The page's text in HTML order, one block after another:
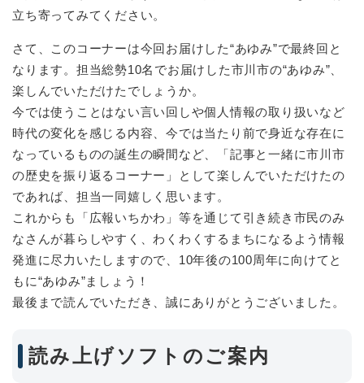
立ち寄ってみてください。
さて、このコーナーは今回お届けした“あゆみ”で最終回と
なります。担当総勢10名でお届けした市川市の“あゆみ”、
楽しんでいただけたでしょうか。
今では使うことはない言い回しや個人情報の取り扱いなど
時代の変化を感じる内容、今では当たり前で身近な存在に
なっているものの誕生の瞬間など、「記事と一緒に市川市
の歴史を振り返るコーナー」として楽しんでいただけたの
であれば、担当一同嬉しく思います。
これからも「広報いちかわ」等を通じて引き続き市民のみ
なさんが暮らしやすく、わくわくするまちになるよう情報
発進に尽力いたしますので、10年後の100周年に向けてと
もに“あゆみ”ましょう！
最後まで読んでいただき、誠にありがとうございました。
読み上げソフトのご案内